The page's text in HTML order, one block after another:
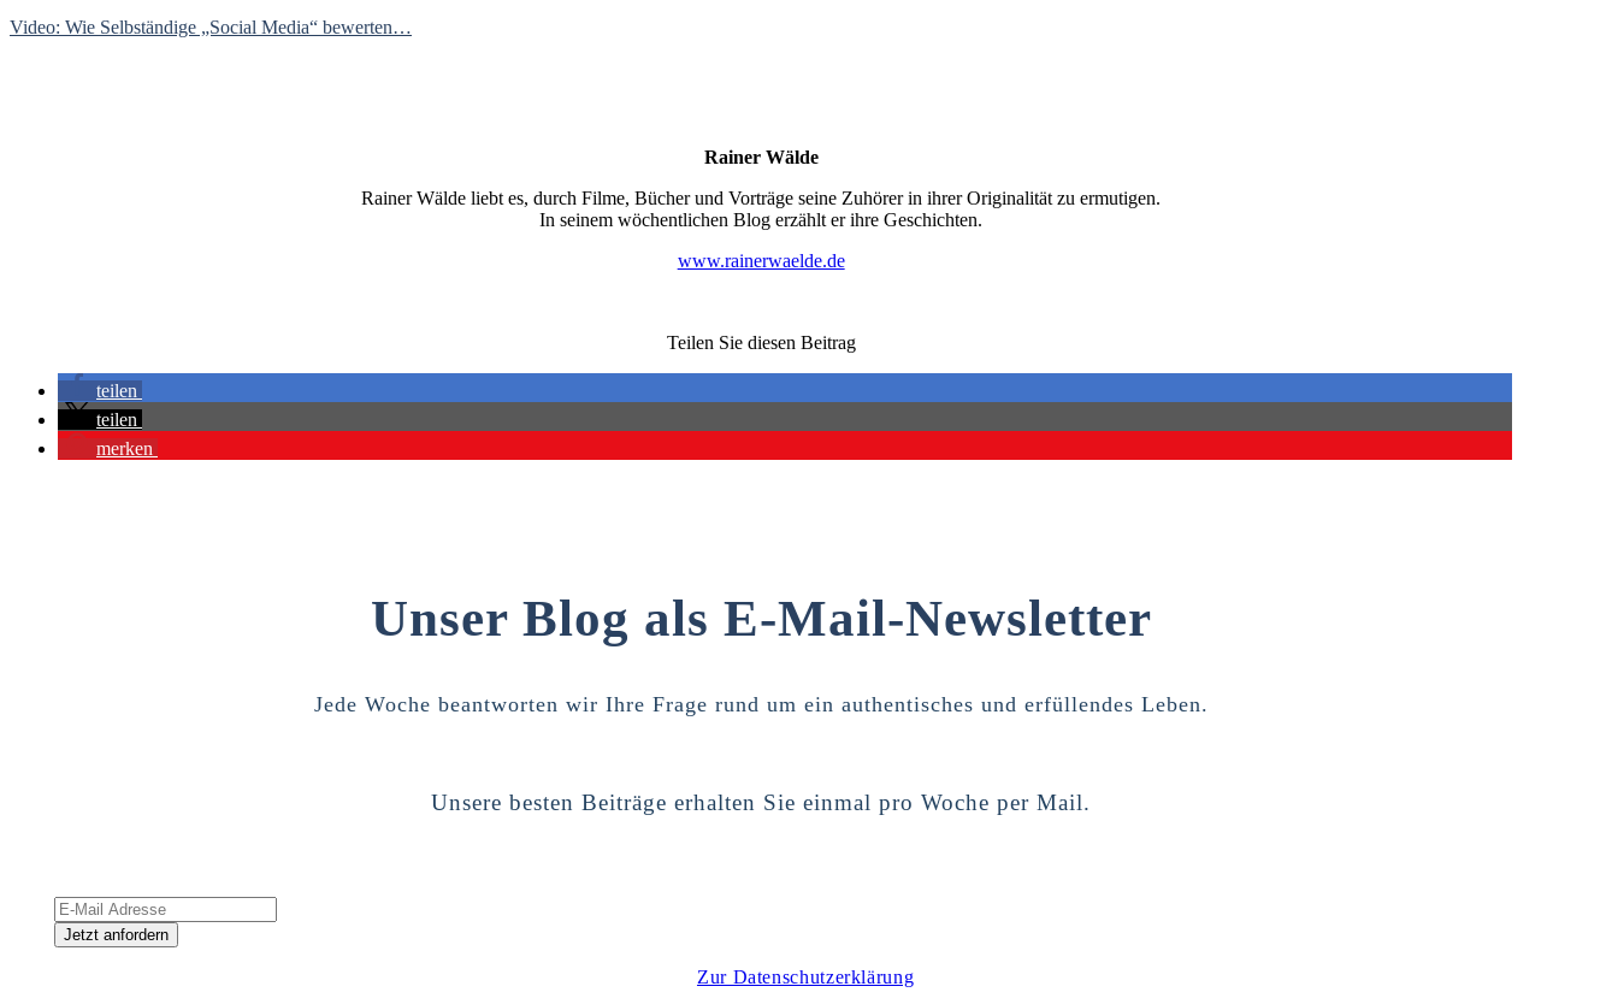
Video: Wie Selbständige „Social Media“ bewerten…
Rainer Wälde
Rainer Wälde liebt es, durch Filme, Bücher und Vorträge seine Zuhörer in ihrer Originalität zu ermutigen.
In seinem wöchentlichen Blog erzählt er ihre Geschichten.
www.rainerwaelde.de
Teilen Sie diesen Beitrag
teilen
teilen
merken
Unser Blog als E-Mail-Newsletter
Jede Woche beantworten wir Ihre Frage rund um ein authentisches und erfüllendes Leben.
Unsere besten Beiträge erhalten Sie einmal pro Woche per Mail.
Zur Datenschutzerklärung